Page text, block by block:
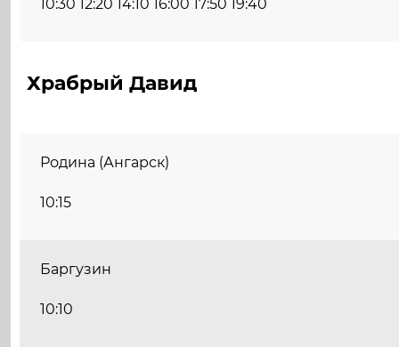
10:30 12:20 14:10 16:00 17:50 19:40
Храбрый Давид
Родина (Ангарск)
10:15
Баргузин
10:10